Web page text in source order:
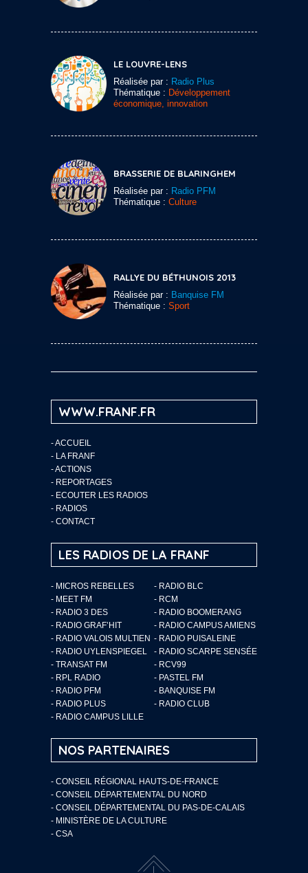
LE LOUVRE-LENS
Réalisée par : Radio Plus
Thématique : Développement
économique, innovation
BRASSERIE DE BLARINGHEM
Réalisée par : Radio PFM
Thématique : Culture
RALLYE DU BÉTHUNOIS 2013
Réalisée par : Banquise FM
Thématique : Sport
WWW.FRANF.FR
-ACCUEIL
- LA FRANF
-ACTIONS
- REPORTAGES
- ECOUTER LES RADIOS
- RADIOS
- CONTACT
LES RADIOS DE LA FRANF
- MICROS REBELLES
- RADIO BLC
- MEET FM
- RCM
- RADIO 3 DES
- RADIO BOOMERANG
- RADIO GRAF’HIT
- RADIO CAMPUS AMIENS
- RADIO VALOIS MULTIEN - RADIO PUISALEINE
- RADIO UYLENSPIEGEL
- RADIO SCARPE SENSÉE
- TRANSAT FM
- RCV99
- RPL RADIO
- PASTEL FM
- RADIO PFM
- BANQUISE FM
- RADIO PLUS
- RADIO CLUB
- RADIO CAMPUS LILLE
NOS PARTENAIRES
- CONSEIL RÉGIONAL HAUTS-DE-FRANCE
- CONSEIL DÉPARTEMENTAL DU NORD
- CONSEIL DÉPARTEMENTAL DU PAS-DE-CALAIS
- MINISTÈRE DE LA CULTURE
- CSA